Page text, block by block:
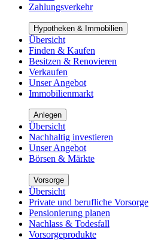
Zahlungsverkehr
Hypotheken & Immobilien
Übersicht
Finden & Kaufen
Besitzen & Renovieren
Verkaufen
Unser Angebot
Immobilienmarkt
Anlegen
Übersicht
Nachhaltig investieren
Unser Angebot
Börsen & Märkte
Vorsorge
Übersicht
Private und berufliche Vorsorge
Pensionierung planen
Nachlass & Todesfall
Vorsorgeprodukte